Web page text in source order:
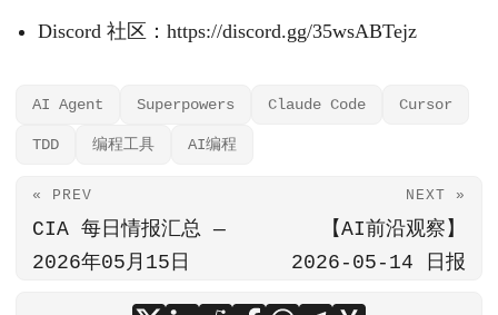
Discord 社区：https://discord.gg/35wsABTejz
AI Agent Superpowers Claude Code Cursor
TDD 编程工具 AI编程
« PREV
CIA 每日情报汇总 —
2026年05月15日
NEXT »
【AI前沿观察】
2026-05-14 日报